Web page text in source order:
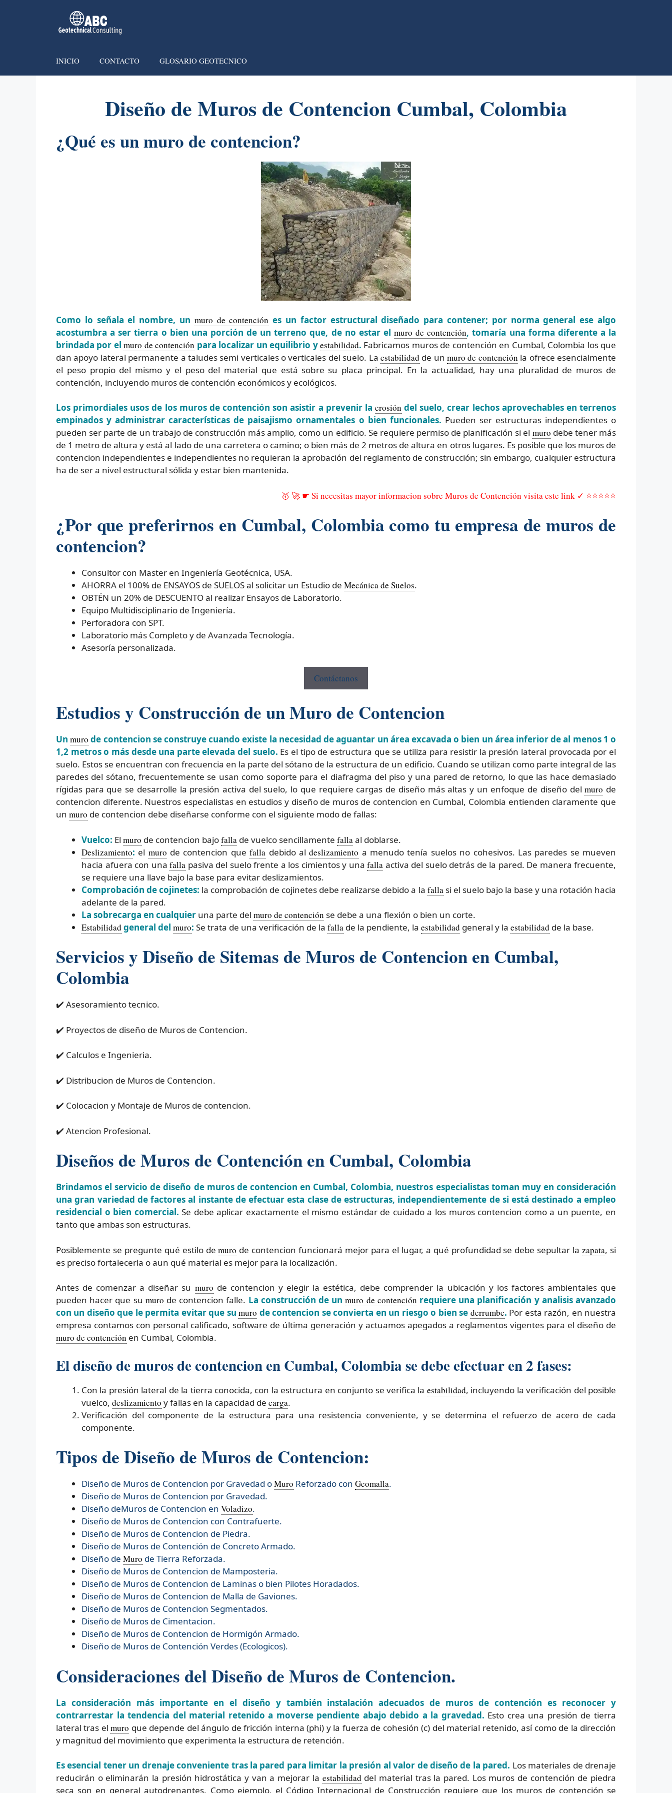
INICIO CONTACTO GLOSARIO GEOTECNICO
Diseño de Muros de Contencion Cumbal, Colombia
¿Qué es un muro de contencion?
Como lo señala el nombre, un muro de contención es un factor estructural diseñado para contener; por norma general ese algo
acostumbra a ser tierra o bien una porción de un terreno que, de no estar el muro de contención, tomaría una forma diferente a la
brindada por elmuro de contención para localizar un equilibrio yestabilidad. Fabricamos muros de contención en Cumbal, Colombia los que
dan apoyo lateral permanente a taludes semi verticales o verticales del suelo. La estabilidad de unmuro de contención la ofrece esencialmente
el peso propio del mismo y el peso del material que está sobre su placa principal. En la actualidad, hay una pluralidad de muros de
contención, incluyendo muros de contención económicos y ecológicos.
Los primordiales usos de los muros de contención son asistir a prevenir la erosión del suelo, crear lechos aprovechables en terrenos
empinados y administrar características de paisajismo ornamentales o bien funcionales. Pueden ser estructuras independientes o
pueden ser parte de un trabajo de construcción más amplio, como un edificio. Se requiere permiso de planificación si el muro debe tener más
de 1 metro de altura y está al lado de una carretera o camino; o bien más de 2 metros de altura en otros lugares. Es posible que los muros de
contencion independientes e independientes no requieran la aprobación del reglamento de construcción; sin embargo, cualquier estructura
ha de ser a nivel estructural sólida y estar bien mantenida.
🥇 🚀 ☛ Si necesitas mayor informacion sobre Muros de Contención visita este link ✓ ⭐⭐⭐⭐⭐
¿Por que preferirnos en Cumbal, Colombia como tu empresa de muros de
contencion?
Consultor con Master en Ingeniería Geotécnica, USA.
AHORRA el 100% de ENSAYOS de SUELOS al solicitar un Estudio de Mecánica de Suelos.
OBTÉN un 20% de DESCUENTO al realizar Ensayos de Laboratorio.
Equipo Multidisciplinario de Ingeniería.
Perforadora con SPT.
Laboratorio más Completo y de Avanzada Tecnología.
Asesoría personalizada.
Contáctanos
Estudios y Construcción de un Muro de Contencion
Unmuro de contencion se construye cuando existe la necesidad de aguantar un área excavada o bien un área inferior de al menos 1 o
1,2 metros o más desde una parte elevada del suelo. Es el tipo de estructura que se utiliza para resistir la presión lateral provocada por el
suelo. Estos se encuentran con frecuencia en la parte del sótano de la estructura de un edificio. Cuando se utilizan como parte integral de las
paredes del sótano, frecuentemente se usan como soporte para el diafragma del piso y una pared de retorno, lo que las hace demasiado
rígidas para que se desarrolle la presión activa del suelo, lo que requiere cargas de diseño más altas y un enfoque de diseño delmuro de
contencion diferente. Nuestros especialistas en estudios y diseño de muros de contencion en Cumbal, Colombia entienden claramente que
un muro de contencion debe diseñarse conforme con el siguiente modo de fallas:
Vuelco: El muro de contencion bajofalla de vuelco sencillamente fallaal doblarse.
Deslizamiento: el muro de contencion quefalla debido aldeslizamiento a menudo tenía suelos no cohesivos. Las paredes se mueven
hacia afuera con una falla pasiva del suelo frente a los cimientos y una falla activa del suelo detrás de la pared. De manera frecuente,
se requiere una llave bajo la base para evitar deslizamientos.
Comprobación de cojinetes: la comprobación de cojinetes debe realizarse debido a la fallasi el suelo bajo la base y una rotación hacia
adelante de la pared.
La sobrecarga en cualquier una parte del muro de contención se debe a una flexión o bien un corte.
Estabilidad general del muro: Se trata de una verificación de la falla de la pendiente, la estabilidad general y la estabilidad de la base.
Servicios y Diseño de Sitemas de Muros de Contencion en Cumbal,
Colombia
✔️ Asesoramiento tecnico.
✔️ Proyectos de diseño de Muros de Contencion.
✔️ Calculos e Ingenieria.
✔️ Distribucion de Muros de Contencion.
✔️ Colocacion y Montaje de Muros de contencion.
✔️ Atencion Profesional.
Diseños de Muros de Contención en Cumbal, Colombia
Brindamos el servicio de diseño de muros de contencion en Cumbal, Colombia, nuestros especialistas toman muy en consideración
una gran variedad de factores al instante de efectuar esta clase de estructuras, independientemente de si está destinado a empleo
residencial o bien comercial. Se debe aplicar exactamente el mismo estándar de cuidado a los muros contencion como a un puente, en
tanto que ambas son estructuras.
Posiblemente se pregunte qué estilo demuro de contencion funcionará mejor para el lugar, a qué profundidad se debe sepultar lazapata, si
es preciso fortalecerla o aun qué material es mejor para la localización.
Antes de comenzar a diseñar su muro de contencion y elegir la estética, debe comprender la ubicación y los factores ambientales que
pueden hacer que su muro de contencion falle. La construcción de unmuro de contención requiere una planificación y analisis avanzado
con un diseño que le permita evitar que sumuro de contencion se convierta en un riesgo o bien se derrumbe. Por esta razón, en nuestra
empresa contamos con personal calificado, software de última generación y actuamos apegados a reglamentos vigentes para el diseño de
muro de contención en Cumbal, Colombia.
El diseño de muros de contencion en Cumbal, Colombia se debe efectuar en 2 fases:
Con la presión lateral de la tierra conocida, con la estructura en conjunto se verifica la estabilidad, incluyendo la verificación del posible
vuelco, deslizamiento y fallas en la capacidad de carga.
Verificación del componente de la estructura para una resistencia conveniente, y se determina el refuerzo de acero de cada
componente.
Tipos de Diseño de Muros de Contencion:
Diseño de Muros de Contencion por Gravedad oMuro Reforzado con Geomalla.
Diseño de Muros de Contencion por Gravedad.
Diseño deMuros de Contencion en Voladizo.
Diseño de Muros de Contencion con Contrafuerte.
Diseño de Muros de Contencion de Piedra.
Diseño de Muros de Contención de Concreto Armado.
Diseño de Muro de Tierra Reforzada.
Diseño de Muros de Contencion de Mamposteria.
Diseño de Muros de Contencion de Laminas o bien Pilotes Horadados.
Diseño de Muros de Contencion de Malla de Gaviones.
Diseño de Muros de Contencion Segmentados.
Diseño de Muros de Cimentacion.
Diseño de Muros de Contencion de Hormigón Armado.
Diseño de Muros de Contención Verdes (Ecologicos).
Consideraciones del Diseño de Muros de Contencion.
La consideración más importante en el diseño y también instalación adecuados de muros de contención es reconocer y
contrarrestar la tendencia del material retenido a moverse pendiente abajo debido a la gravedad. Esto crea una presión de tierra
lateral tras elmuro que depende del ángulo de fricción interna (phi) y la fuerza de cohesión (c) del material retenido, así como de la dirección
y magnitud del movimiento que experimenta la estructura de retención.
Es esencial tener un drenaje conveniente tras la pared para limitar la presión al valor de diseño de la pared. Los materiales de drenaje
reducirán o eliminarán la presión hidrostática y van a mejorar la estabilidad del material tras la pared. Los muros de contención de piedra
seca son en general autodrenantes. Como ejemplo, el Código Internacional de Construcción requiere que los muros de contención se